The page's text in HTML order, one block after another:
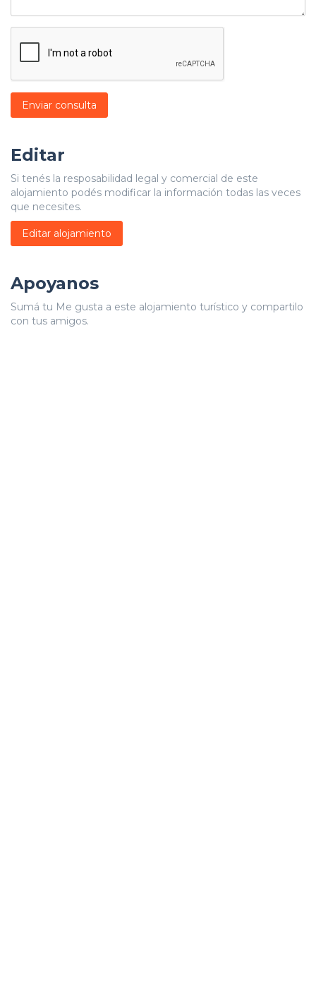
Enviar consulta
Editar
Si tenés la resposabilidad legal y comercial de este
alojamiento podés modificar la información todas las veces
que necesites.
Editar alojamiento
Apoyanos
Sumá tu Me gusta a este alojamiento turístico y compartilo
con tus amigos.